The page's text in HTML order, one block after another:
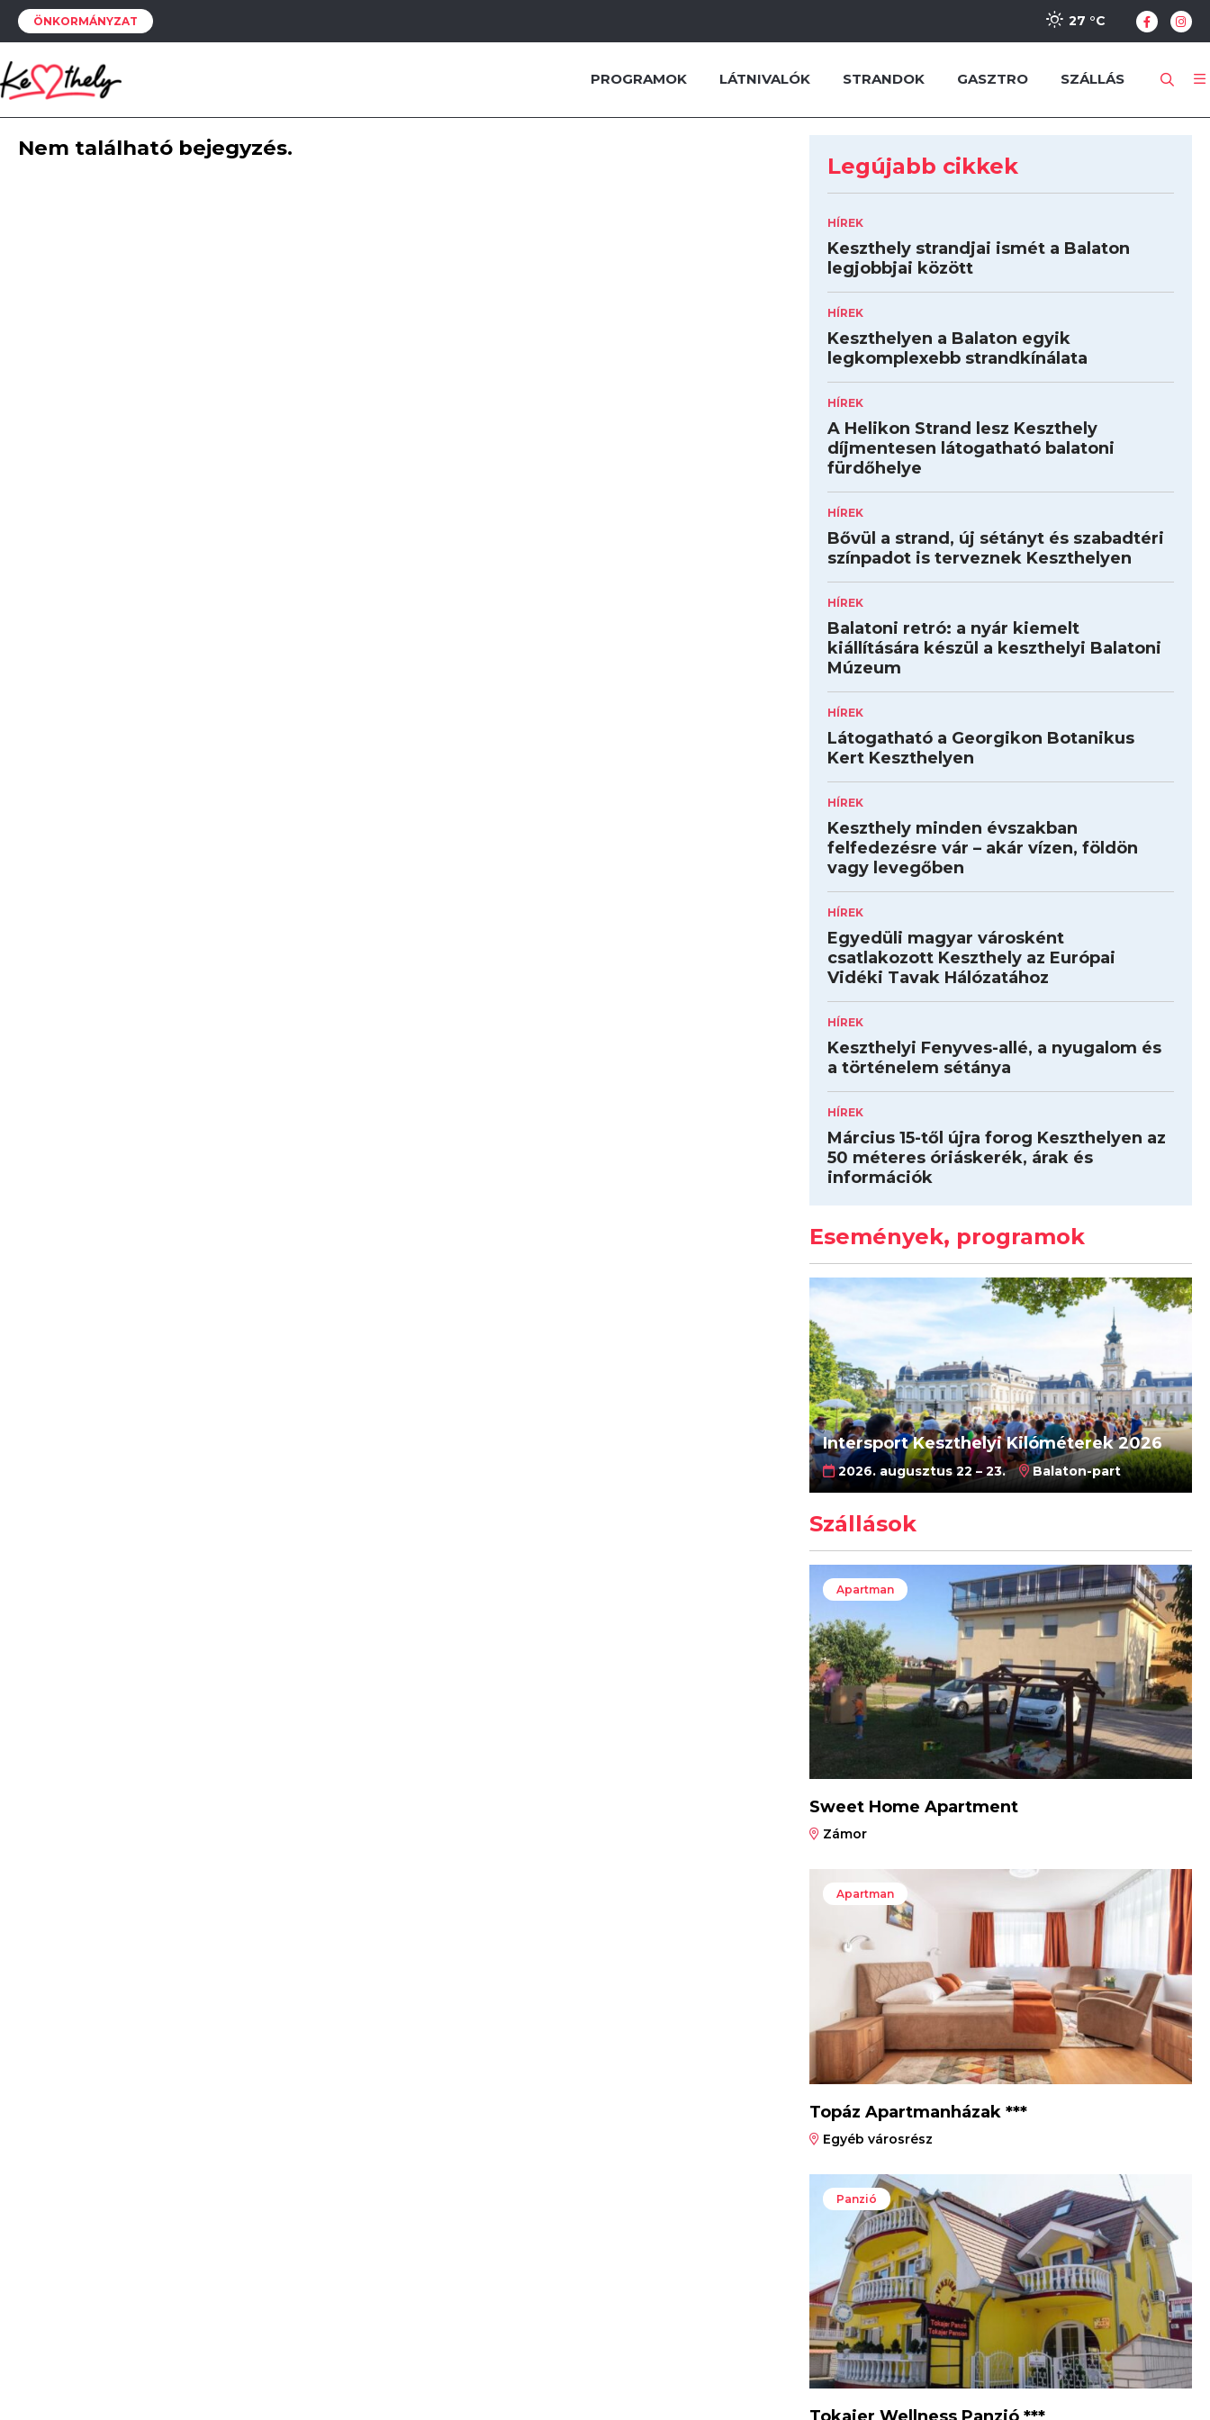
ÖNKORMÁNYZAT 27 °C
PROGRAMOK LÁTNIVALÓK STRANDOK GASZTRO SZÁLLÁS
Nem található bejegyzés.
Legújabb cikkek
HÍREK
Keszthely strandjai ismét a Balaton
legjobbjai között
HÍREK
Keszthelyen a Balaton egyik
legkomplexebb strandkínálata
HÍREK
A Helikon Strand lesz Keszthely
díjmentesen látogatható balatoni
fürdőhelye
HÍREK
Bővül a strand, új sétányt és szabadtéri
színpadot is terveznek Keszthelyen
HÍREK
Balatoni retró: a nyár kiemelt
kiállítására készül a keszthelyi Balatoni
Múzeum
HÍREK
Látogatható a Georgikon Botanikus
Kert Keszthelyen
HÍREK
Keszthely minden évszakban
felfedezésre vár – akár vízen, földön
vagy levegőben
HÍREK
Egyedüli magyar városként
csatlakozott Keszthely az Európai
Vidéki Tavak Hálózatához
HÍREK
Keszthelyi Fenyves-allé, a nyugalom és
a történelem sétánya
HÍREK
Március 15-től újra forog Keszthelyen az
50 méteres óriáskerék, árak és
információk
Események, programok
Intersport Keszthelyi Kilóméterek 2026
2026. augusztus 22 – 23. Balaton-part
Szállások
Apartman
Sweet Home Apartment
Zámor
Apartman
Topáz Apartmanházak ***
Egyéb városrész
Panzió